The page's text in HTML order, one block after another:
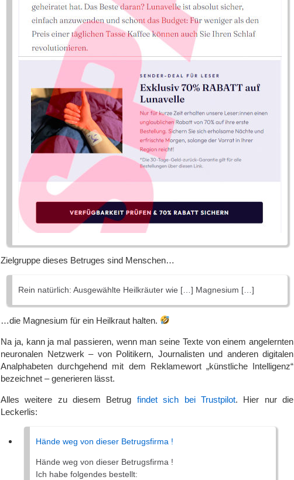
Zielgruppe dieses Betruges sind Menschen…
Rein natürlich: Ausgewählte Heilkräuter wie […] Magnesium […]
…die Magnesium für ein Heilkraut halten.
Na ja, kann ja mal passieren, wenn man seine Texte von einem angelernten
neuronalen Netzwerk – von Politikern, Journalisten und anderen digitalen
Analphabeten durchgehend mit dem Reklamewort „künstliche Intelligenz“
bezeichnet – generieren lässt.
Alles weitere zu diesem Betrug findet sich bei Trustpilot. Hier nur die
Leckerlis:
Hände weg von dieser Betrugsfirma !
Hände weg von dieser Betrugsfirma !
Ich habe folgendes bestellt: